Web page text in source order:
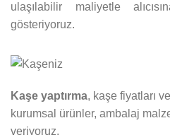
ulaşılabilir maliyetle
gösteriyoruz.
Kaşe yaptırma, kaşe fiyatları
kurumsal ürünler, ambalaj
veriyoruz.